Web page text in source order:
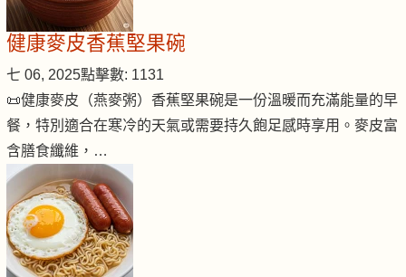
健康麥皮香蕉堅果碗
七 06, 2025點擊數: 1131
📜健康麥皮（燕麥粥）香蕉堅果碗是一份溫暖而充滿能量的早
餐，特別適合在寒冷的天氣或需要持久飽足感時享用。麥皮富
含膳食纖維，…